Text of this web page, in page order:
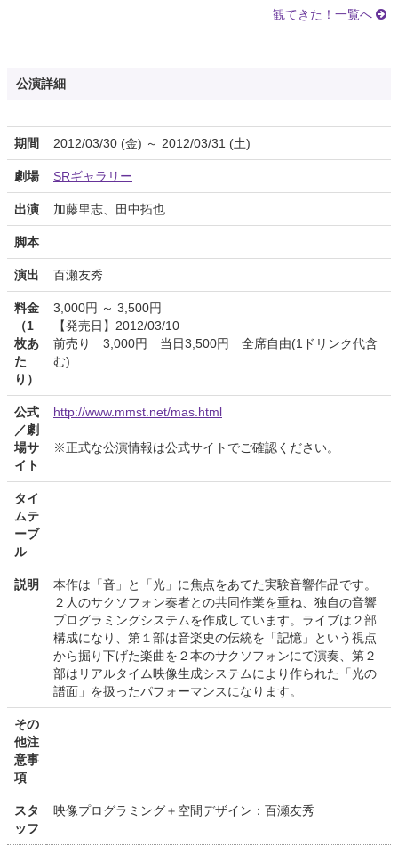
観てきた！一覧へ
公演詳細
期間 2012/03/30 (金) ～ 2012/03/31 (土)
劇場 SRギャラリー
出演 加藤里志、田中拓也
脚本
演出 百瀬友秀
料金
（1
枚あ
た
り）
3,000円 ～ 3,500円
【発売日】2012/03/10
前売り 3,000円 当日3,500円 全席自由(1ドリンク代含
む)
公式
／劇
場サ
イト
http://www.mmst.net/mas.html
※正式な公演情報は公式サイトでご確認ください。
タイ
ムテ
ーブ
ル
説明
本作は「音」と「光」に焦点をあてた実験音響作品です。
２人のサクソフォン奏者との共同作業を重ね、独自の音響
プログラミングシステムを作成しています。ライブは２部
構成になり、第１部は音楽史の伝統を「記憶」という視点
から掘り下げた楽曲を２本のサクソフォンにて演奏、第２
部はリアルタイム映像生成システムにより作られた「光の
譜面」を扱ったパフォーマンスになります。
その
他注
意事
項
スタ
ッフ
映像プログラミング＋空間デザイン：百瀬友秀